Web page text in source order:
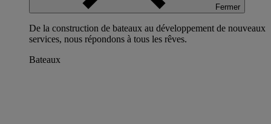
Fermer
De la construction de bateaux au développement de nouveaux
services, nous répondons à tous les rêves.
Bateaux